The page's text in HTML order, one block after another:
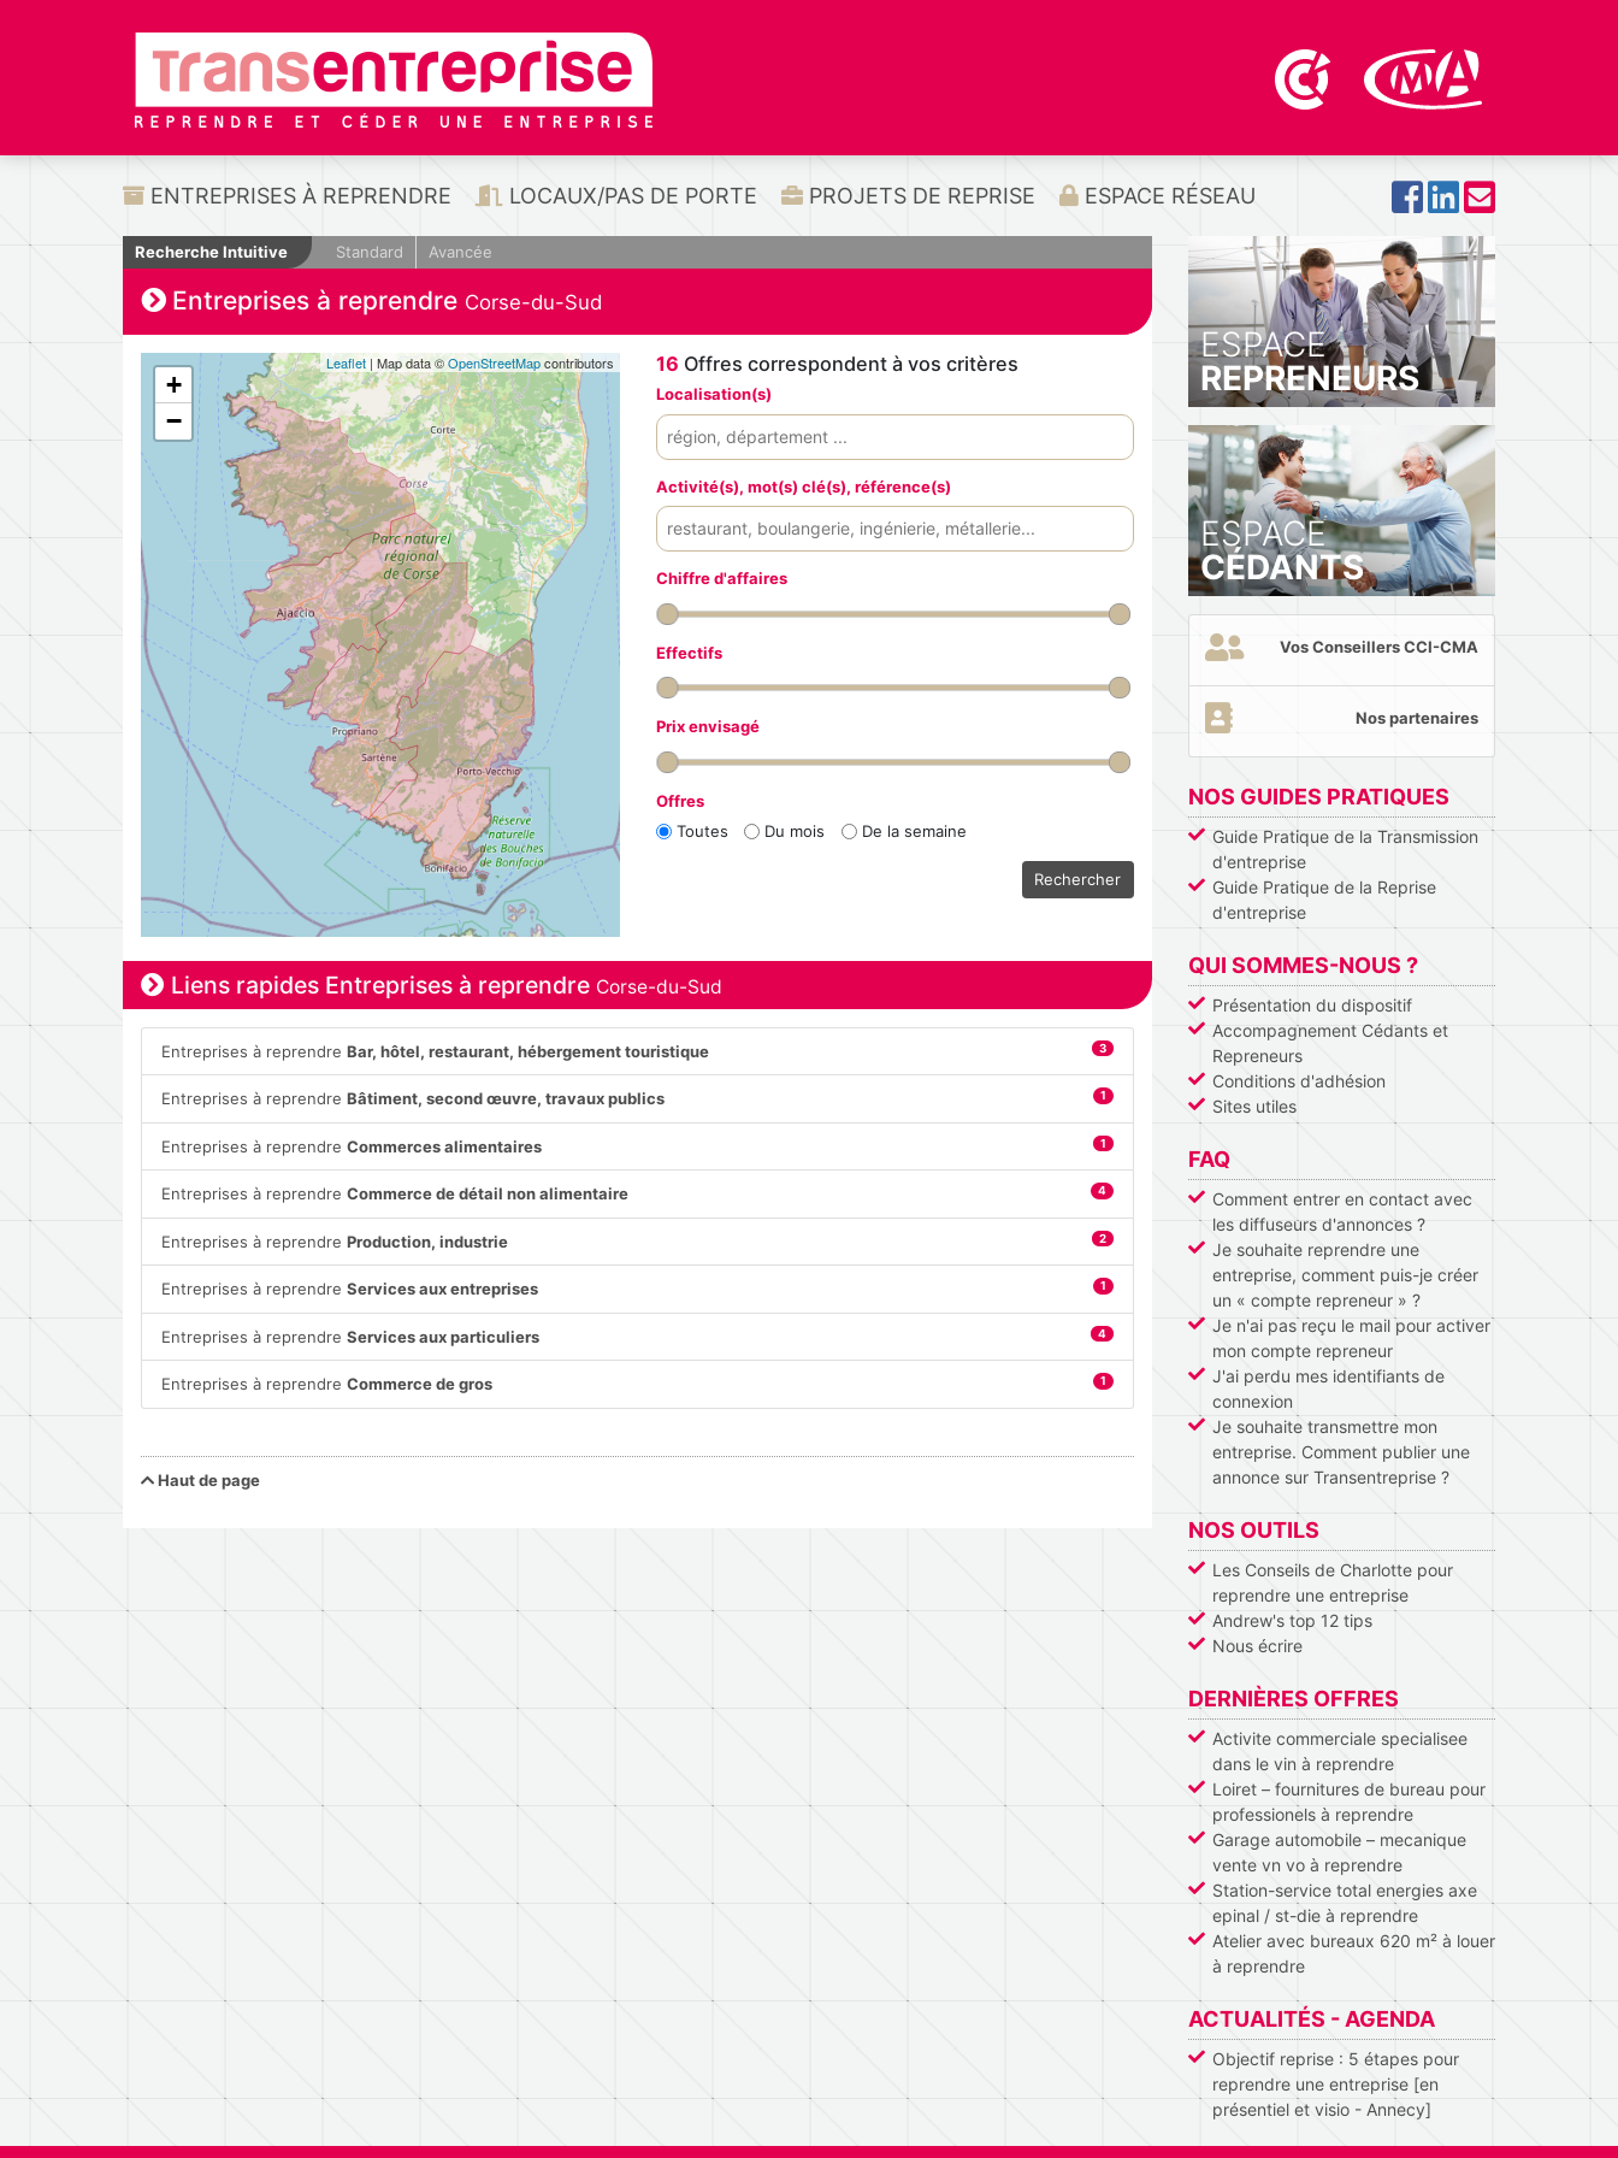
ENTREPRISES À REPRENDRE LOCAUX/PAS DE PORTE PROJETS DE REPRISE ESPACE RÉSEAU
Recherche Intuitive Standard Avancée
Entreprises à reprendre Corse-du-Sud
+
−
Leaflet| Map data ©OpenStreetMapcontributors 16 Offres correspondent à vos critères
Localisation(s)
Activité(s), mot(s) clé(s), référence(s)
Chiffre d'affaires
Effectifs
Prix envisagé
Offres
Toutes
Du mois De la semaine
Rechercher
Liens rapides Entreprises à reprendre Corse-du-Sud
Entreprises à reprendreBar, hôtel, restaurant, hébergement touristique 3
Entreprises à reprendreBâtiment, second œuvre, travaux publics 1
Entreprises à reprendreCommerces alimentaires 1
Entreprises à reprendreCommerce de détail non alimentaire 4
Entreprises à reprendreProduction, industrie 2
Entreprises à reprendreServices aux entreprises 1
Entreprises à reprendreServices aux particuliers 4
Entreprises à reprendreCommerce de gros 1
Haut de page
ESPACE
REPRENEURS
ESPACE
CÉDANTS
Vos Conseillers CCI-CMA
Nos partenaires
NOS GUIDES PRATIQUES
Guide Pratique de la Transmission
d'entreprise
Guide Pratique de la Reprise
d'entreprise
QUI SOMMES-NOUS ?
Présentation du dispositif
Accompagnement Cédants et
Repreneurs
Conditions d'adhésion
Sites utiles
FAQ
Comment entrer en contact avec
les diffuseurs d'annonces ?
Je souhaite reprendre une
entreprise, comment puis-je créer
un « compte repreneur » ?
Je n'ai pas reçu le mail pour activer
mon compte repreneur
J'ai perdu mes identifiants de
connexion
Je souhaite transmettre mon
entreprise. Comment publier une
annonce sur Transentreprise ?
NOS OUTILS
Les Conseils de Charlotte pour
reprendre une entreprise
Andrew's top 12 tips
Nous écrire
DERNIÈRES OFFRES
Activite commerciale specialisee
dans le vin à reprendre
Loiret – fournitures de bureau pour
professionels à reprendre
Garage automobile – mecanique
vente vn vo à reprendre
Station-service total energies axe
epinal / st-die à reprendre
Atelier avec bureaux 620 m² à louer
à reprendre
ACTUALITÉS - AGENDA
Objectif reprise : 5 étapes pour
reprendre une entreprise [en
présentiel et visio - Annecy]